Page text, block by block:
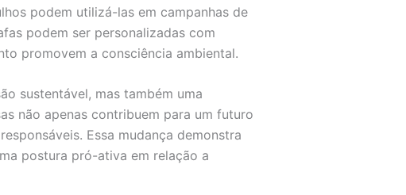
podem utilizá-las em campanhas de
podem ser personalizadas com
promovem a consciência ambiental.
sustentável, mas também uma
não apenas contribuem para um futuro
Essa mudança demonstra
postura pró-ativa em relação a